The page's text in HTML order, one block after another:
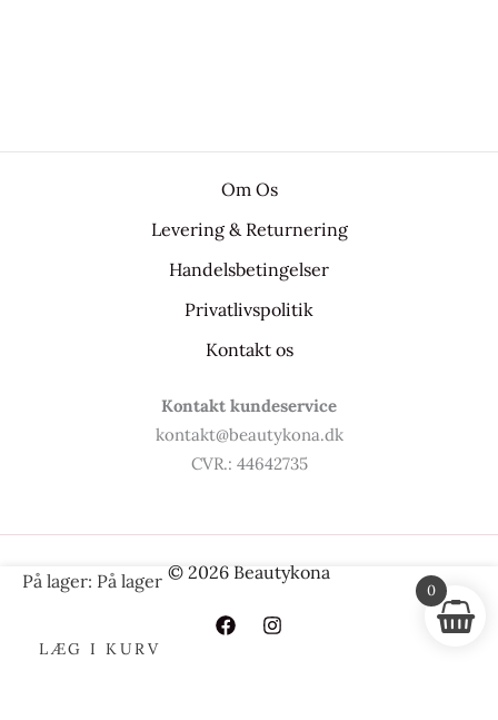
Om Os
Levering & Returnering
Handelsbetingelser
Privatlivspolitik
Kontakt os
Kontakt kundeservice
kontakt@beautykona.dk
CVR.: 44642735
© 2026 Beautykona
0
På lager: På lager
COSRX
Nourishing
LÆG I KURV